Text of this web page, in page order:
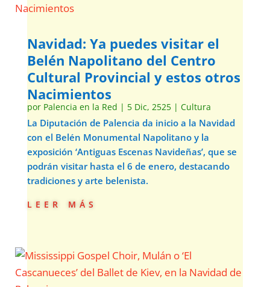
Navidad: Ya puedes visitar el
Belén Napolitano del Centro
Cultural Provincial y estos otros
Nacimientos
por Palencia en la Red | 5 Dic, 2525| Cultura
La Diputación de Palencia da inicio a la Navidad
con el Belén Monumental Napolitano y la
exposición ‘Antiguas Escenas Navideñas’, que se
podrán visitar hasta el 6 de enero, destacando
tradiciones y arte belenista.
leer más